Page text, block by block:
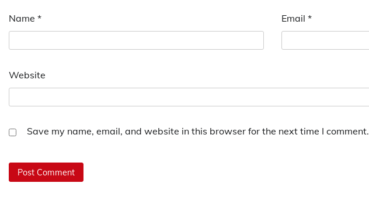
Name * Email *
Website
Save my name, email, and website in this browser for the next time I comment.